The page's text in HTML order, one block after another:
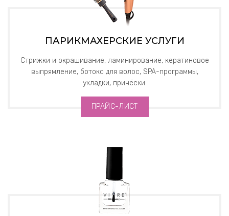
ПАРИКМАХЕРСКИЕ УСЛУГИ
Стрижки и окрашивание, ламинирование, кератиновое
выпрямление, ботокс для волос, SPA-программы,
укладки, причёски.
ПРАЙС-ЛИСТ